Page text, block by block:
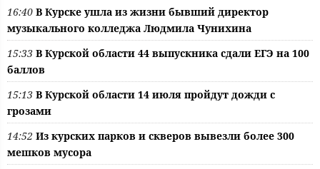
16:40 В Курске ушла из жизни бывший директор
музыкального колледжа Людмила Чунихина
15:33 В Курской области 44 выпускника сдали ЕГЭ на 100
баллов
15:13 В Курской области 14 июля пройдут дожди с
грозами
14:52 Из курских парков и скверов вывезли более 300
мешков мусора